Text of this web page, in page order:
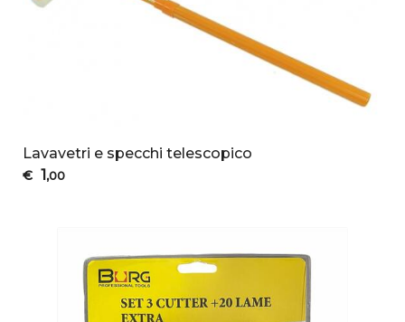
Lavavetri e specchi telescopico
€ 1 ,00